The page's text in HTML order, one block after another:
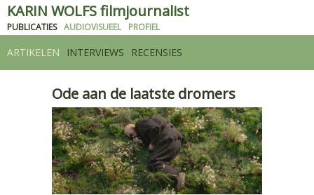
KARIN WOLFS filmjournalist
PUBLICATIES AUDIOVISUEEL PROFIEL
ARTIKELEN INTERVIEWS RECENSIES
Ode aan de laatste dromers